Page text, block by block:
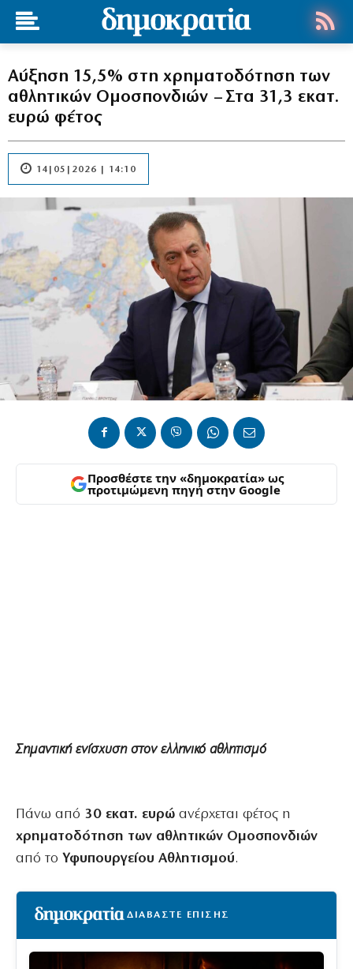
Αύξηση 15,5% στη χρηματοδότηση των
αθλητικών Ομοσπονδιών – Στα 31,3 εκατ.
ευρώ φέτος
14|05|2026 | 14:10
Προσθέστε την «δημοκρατία» ως
προτιμώμενη πηγή στην Google
Σημαντική ενίσχυση στον ελληνικό αθλητισμό
Πάνω από 30 εκατ. ευρώ ανέρχεται φέτος η
χρηματοδότηση των αθλητικών Ομοσπονδιών
από το Υφυπουργείου Αθλητισμού.
ΔΙΑΒΑΣΤΕ ΕΠΙΣΗΣ